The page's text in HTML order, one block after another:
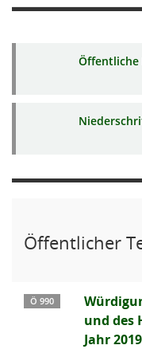
Öffentliche
Öffentlicher
Ö 990
und des
Jahr